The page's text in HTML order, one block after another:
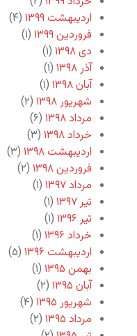
اردیبهشت ۱۳۹۹
(۴)
فروردین ۱۳۹۹
(۱)
دی ۱۳۹۸
(۱)
آذر ۱۳۹۸
(۱)
آبان ۱۳۹۸
(۱)
شهریور ۱۳۹۸
(۲)
مرداد ۱۳۹۸
(۶)
خرداد ۱۳۹۸
(۳)
اردیبهشت ۱۳۹۸
(۳)
فروردین ۱۳۹۸
(۲)
مرداد ۱۳۹۷
(۱)
تیر ۱۳۹۷
(۱)
تیر ۱۳۹۶
(۱)
خرداد ۱۳۹۶
(۱)
اردیبهشت ۱۳۹۶
(۵)
بهمن ۱۳۹۵
(۱)
آبان ۱۳۹۵
(۲)
شهریور ۱۳۹۵
(۴)
مرداد ۱۳۹۵
(۲)